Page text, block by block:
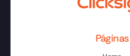
Páginas